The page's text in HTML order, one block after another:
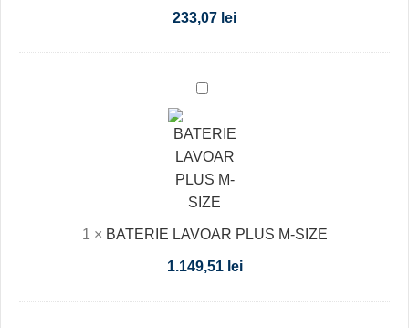
233,07 lei
BATERIE
PLUS
M-
SIZE
1 × BATERIE LAVOAR PLUS M-SIZE
1.149,51 lei